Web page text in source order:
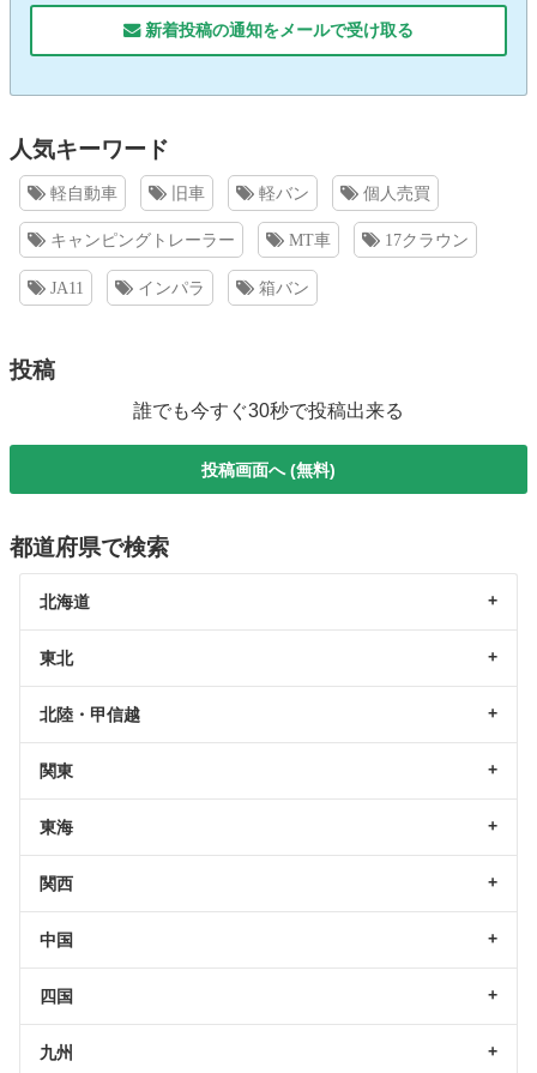
新着投稿の通知をメールで受け取る
人気キーワード
軽自動車 旧車 軽バン 個人売買
キャンピングトレーラー MT車 17クラウン
JA11 インパラ 箱バン
投稿
誰でも今すぐ30秒で投稿出来る
投稿画面へ (無料)
都道府県で検索
北海道
東北
北陸・甲信越
関東
東海
関西
中国
四国
九州